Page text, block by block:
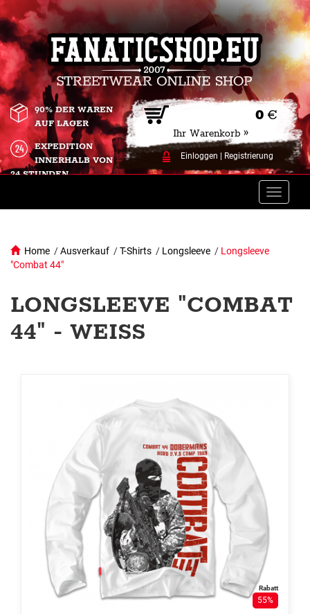
0 €
Ihr Warenkorb »
Einloggen Registrierung
90% DER WAREN
AUF LAGER
EXPEDITION
INNERHALB VON
24 STUNDEN.
Toggle
Home /Ausverkauf /T-Shirts / Longsleeve / Longsleeve
"Combat 44"
LONGSLEEVE "COMBAT
44" - WEISS
Rabatt
55%